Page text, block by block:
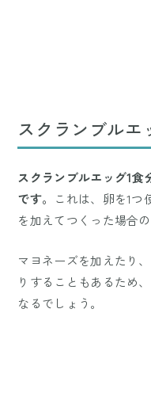
スクランブルエ
スクランブルエッグ1食
です。
これは、卵を1つ
を加えてつくった場合
マヨネーズを加えたり
りすることもあるため
なるでしょう。